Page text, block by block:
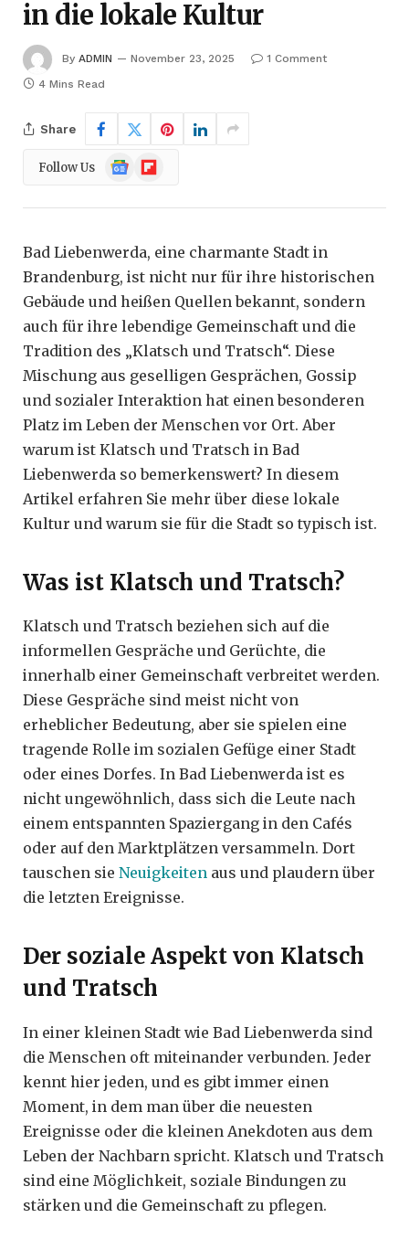
in die lokale Kultur
By ADMIN November 23, 2025
1 Comment
4 Mins Read
Share
Follow Us
Google
News
Flipboard
Bad Liebenwerda, eine charmante Stadt in
Brandenburg, ist nicht nur für ihre historischen
Gebäude und heißen Quellen bekannt, sondern
auch für ihre lebendige Gemeinschaft und die
Tradition des „Klatsch und Tratsch“. Diese
Mischung aus geselligen Gesprächen, Gossip
und sozialer Interaktion hat einen besonderen
Platz im Leben der Menschen vor Ort. Aber
warum ist Klatsch und Tratsch in Bad
Liebenwerda so bemerkenswert? In diesem
Artikel erfahren Sie mehr über diese lokale
Kultur und warum sie für die Stadt so typisch ist.
Was ist Klatsch und Tratsch?
Klatsch und Tratsch beziehen sich auf die
informellen Gespräche und Gerüchte, die
innerhalb einer Gemeinschaft verbreitet werden.
Diese Gespräche sind meist nicht von
erheblicher Bedeutung, aber sie spielen eine
tragende Rolle im sozialen Gefüge einer Stadt
oder eines Dorfes. In Bad Liebenwerda ist es
nicht ungewöhnlich, dass sich die Leute nach
einem entspannten Spaziergang in den Cafés
oder auf den Marktplätzen versammeln. Dort
tauschen sie Neuigkeiten aus und plaudern über
die letzten Ereignisse.
Der soziale Aspekt von Klatsch
und Tratsch
In einer kleinen Stadt wie Bad Liebenwerda sind
die Menschen oft miteinander verbunden. Jeder
kennt hier jeden, und es gibt immer einen
Moment, in dem man über die neuesten
Ereignisse oder die kleinen Anekdoten aus dem
Leben der Nachbarn spricht. Klatsch und Tratsch
sind eine Möglichkeit, soziale Bindungen zu
stärken und die Gemeinschaft zu pflegen.